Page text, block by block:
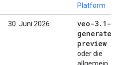
Platform
30. Juni 2026 veo-3. 1-
generate-
preview
oder die